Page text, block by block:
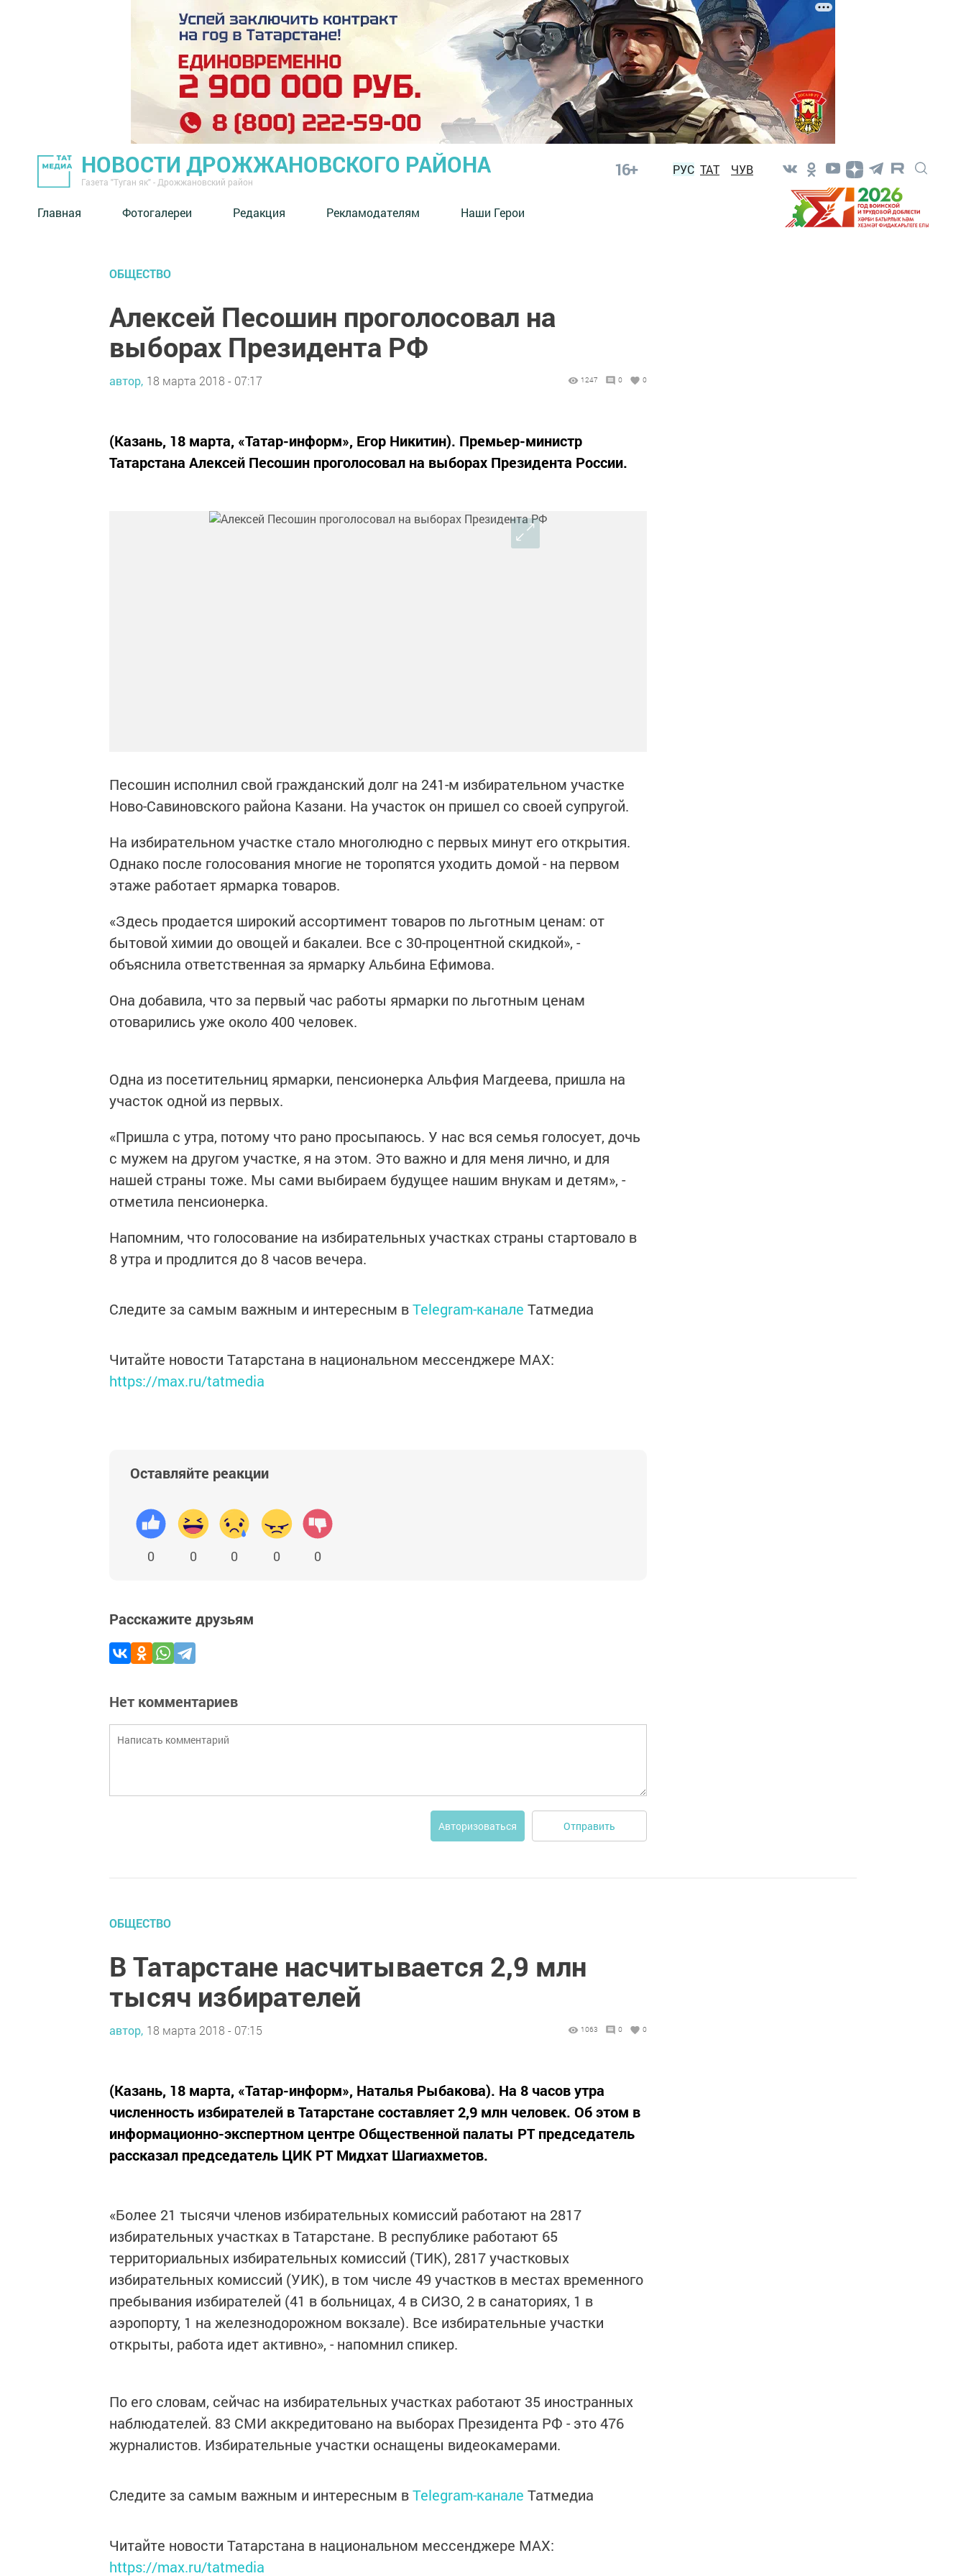
НОВОСТИ ДРОЖЖАНОВСКОГО РАЙОНА
Газета "Туган як" - Дрожжановский район
16+ РУС ТАТ ЧУВ
Главная Фотогалереи Редакция Рекламодателям Наши Герои
ОБЩЕСТВО
Алексей Песошин проголосовал на
выборах Президента РФ
автор, 18 марта 2018 - 07:17 1247 0 0
(Казань, 18 марта, «Татар-информ», Егор Никитин). Премьер-министр
Татарстана Алексей Песошин проголосовал на выборах Президента России.
Песошин исполнил свой гражданский долг на 241-м избирательном участке
Ново-Савиновского района Казани. На участок он пришел со своей супругой.
На избирательном участке стало многолюдно с первых минут его открытия.
Однако после голосования многие не торопятся уходить домой - на первом
этаже работает ярмарка товаров.
«Здесь продается широкий ассортимент товаров по льготным ценам: от
бытовой химии до овощей и бакалеи. Все с 30-процентной скидкой», -
объяснила ответственная за ярмарку Альбина Ефимова.
Она добавила, что за первый час работы ярмарки по льготным ценам
отоварились уже около 400 человек.
Одна из посетительниц ярмарки, пенсионерка Альфия Магдеева, пришла на
участок одной из первых.
«Пришла с утра, потому что рано просыпаюсь. У нас вся семья голосует, дочь
с мужем на другом участке, я на этом. Это важно и для меня лично, и для
нашей страны тоже. Мы сами выбираем будущее нашим внукам и детям», -
отметила пенсионерка.
Напомним, что голосование на избирательных участках страны стартовало в
8 утра и продлится до 8 часов вечера.
Следите за самым важным и интересным вTelegram-канале Татмедиа
Читайте новости Татарстана в национальном мессенджере MАХ:
https://max.ru/tatmedia
Оставляйте реакции
0 0 0 0 0
Расскажите друзьям
Нет комментариев
Авторизоваться Отправить
ОБЩЕСТВО
В Татарстане насчитывается 2,9 млн
тысяч избирателей
автор, 18 марта 2018 - 07:15 1063 0 0
(Казань, 18 марта, «Татар-информ», Наталья Рыбакова). На 8 часов утра
численность избирателей в Татарстане составляет 2,9 млн человек. Об этом в
информационно-экспертном центре Общественной палаты РТ председатель
рассказал председатель ЦИК РТ Мидхат Шагиахметов.
«Более 21 тысячи членов избирательных комиссий работают на 2817
избирательных участках в Татарстане. В республике работают 65
территориальных избирательных комиссий (ТИК), 2817 участковых
избирательных комиссий (УИК), в том числе 49 участков в местах временного
пребывания избирателей (41 в больницах, 4 в СИЗО, 2 в санаториях, 1 в
аэропорту, 1 на железнодорожном вокзале). Все избирательные участки
открыты, работа идет активно», - напомнил спикер.
По его словам, сейчас на избирательных участках работают 35 иностранных
наблюдателей. 83 СМИ аккредитовано на выборах Президента РФ - это 476
журналистов. Избирательные участки оснащены видеокамерами.
Следите за самым важным и интересным вTelegram-канале Татмедиа
Читайте новости Татарстана в национальном мессенджере MАХ:
https://max.ru/tatmedia